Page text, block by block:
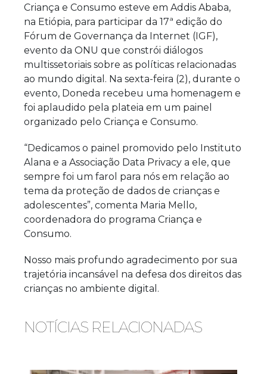
Criança e Consumo esteve em Addis Ababa,
na Etiópia, para participar da 17ª edição do
Fórum de Governança da Internet (IGF),
evento da ONU que constrói diálogos
multissetoriais sobre as políticas relacionadas
ao mundo digital. Na sexta-feira (2), durante o
evento, Doneda recebeu uma homenagem e
foi aplaudido pela plateia em um painel
organizado pelo Criança e Consumo.
“Dedicamos o painel promovido pelo Instituto
Alana e a Associação Data Privacy a ele, que
sempre foi um farol para nós em relação ao
tema da proteção de dados de crianças e
adolescentes”, comenta Maria Mello,
coordenadora do programa Criança e
Consumo.
Nosso mais profundo agradecimento por sua
trajetória incansável na defesa dos direitos das
crianças no ambiente digital.
NOTÍCIAS RELACIONADAS